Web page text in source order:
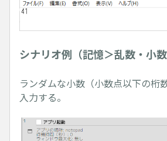
シナリオ例（記憶＞乱数・小数
ランダムな小数（小数点以下の桁
入力する。